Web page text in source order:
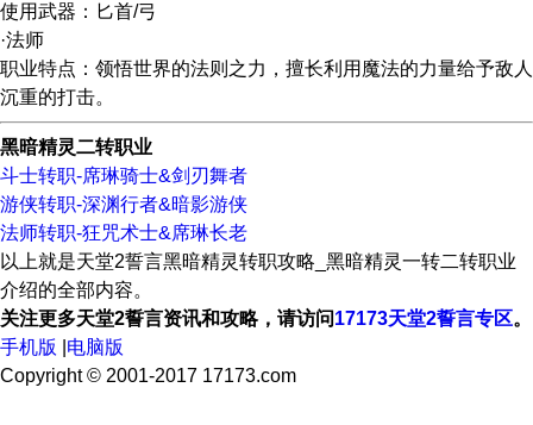
使用武器：匕首/弓
·法师
职业特点：领悟世界的法则之力，擅长利用魔法的力量给予敌人
沉重的打击。
黑暗精灵二转职业
斗士转职-席琳骑士&剑刃舞者
游侠转职-深渊行者&暗影游侠
法师转职-狂咒术士&席琳长老
以上就是天堂2誓言黑暗精灵转职攻略_黑暗精灵一转二转职业
介绍的全部内容。
关注更多天堂2誓言资讯和攻略，请访问17173天堂2誓言专区。
手机版
电脑版
Copyright © 2001-2017 17173.com